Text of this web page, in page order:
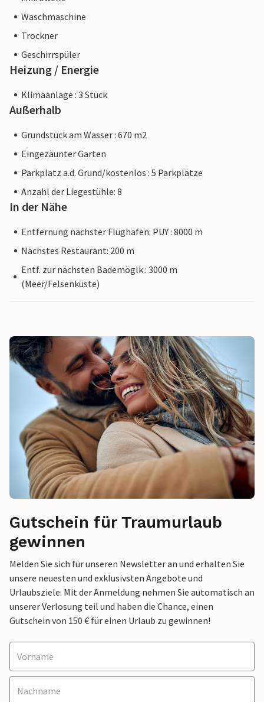
Waschmaschine
Trockner
Geschirrspüler
Heizung / Energie
Klimaanlage : 3 Stück
Außerhalb
Grundstück am Wasser : 670 m2
Eingezäunter Garten
Parkplatz a.d. Grund/kostenlos : 5 Parkplätze
Anzahl der Liegestühle: 8
In der Nähe
Entfernung nächster Flughafen: PUY : 8000 m
Nächstes Restaurant: 200 m
Entf. zur nächsten Bademöglk.: 3000 m
(Meer/Felsenküste)
Gutschein für Traumurlaub
gewinnen
Melden Sie sich für unseren Newsletter an und erhalten Sie
unsere neuesten und exklusivsten Angebote und
Urlaubsziele. Mit der Anmeldung nehmen Sie automatisch an
unserer Verlosung teil und haben die Chance, einen
Gutschein von 150 € für einen Urlaub zu gewinnen!